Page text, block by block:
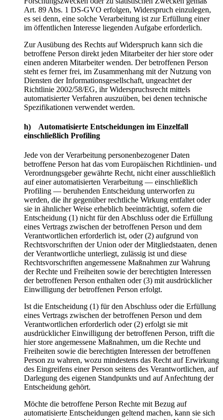
Art. 89 Abs. 1 DS-GVO erfolgen, Widerspruch einzulegen,
es sei denn, eine solche Verarbeitung ist zur Erfüllung einer
im öffentlichen Interesse liegenden Aufgabe erforderlich.
Zur Ausübung des Rechts auf Widerspruch kann sich die
betroffene Person direkt jeden Mitarbeiter der hier store oder
einen anderen Mitarbeiter wenden. Der betroffenen Person
steht es ferner frei, im Zusammenhang mit der Nutzung von
Diensten der Informationsgesellschaft, ungeachtet der
Richtlinie 2002/58/EG, ihr Widerspruchsrecht mittels
automatisierter Verfahren auszuüben, bei denen technische
Spezifikationen verwendet werden.
h) Automatisierte Entscheidungen im Einzelfall
einschließlich Profiling
Jede von der Verarbeitung personenbezogener Daten
betroffene Person hat das vom Europäischen Richtlinien- und
Verordnungsgeber gewährte Recht, nicht einer ausschließlich
auf einer automatisierten Verarbeitung — einschließlich
Profiling — beruhenden Entscheidung unterworfen zu
werden, die ihr gegenüber rechtliche Wirkung entfaltet oder
sie in ähnlicher Weise erheblich beeinträchtigt, sofern die
Entscheidung (1) nicht für den Abschluss oder die Erfüllung
eines Vertrags zwischen der betroffenen Person und dem
Verantwortlichen erforderlich ist, oder (2) aufgrund von
Rechtsvorschriften der Union oder der Mitgliedstaaten, denen
der Verantwortliche unterliegt, zulässig ist und diese
Rechtsvorschriften angemessene Maßnahmen zur Wahrung
der Rechte und Freiheiten sowie der berechtigten Interessen
der betroffenen Person enthalten oder (3) mit ausdrücklicher
Einwilligung der betroffenen Person erfolgt.
Ist die Entscheidung (1) für den Abschluss oder die Erfüllung
eines Vertrags zwischen der betroffenen Person und dem
Verantwortlichen erforderlich oder (2) erfolgt sie mit
ausdrücklicher Einwilligung der betroffenen Person, trifft die
hier store angemessene Maßnahmen, um die Rechte und
Freiheiten sowie die berechtigten Interessen der betroffenen
Person zu wahren, wozu mindestens das Recht auf Erwirkung
des Eingreifens einer Person seitens des Verantwortlichen, auf
Darlegung des eigenen Standpunkts und auf Anfechtung der
Entscheidung gehört.
Möchte die betroffene Person Rechte mit Bezug auf
automatisierte Entscheidungen geltend machen, kann sie sich